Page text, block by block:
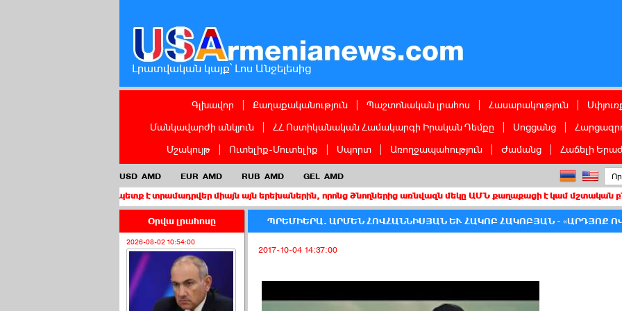
Լրատվական կայք՝ Լոս Անջելեսից
Գլխավոր Քաղաքականություն Պաշտոնական լրահոս Հասարակություն
Մանկավարժի անկյուն
ՀՀ Ոստիկանական Համակարգի Իրական Դեմքը Սոցցանց
Մշակույթ
Ուտելիք-Մուտելիք Սպորտ Առողջապահություն Ժամանց Հաճելի
USD AMD EUR AMD RUB AMD GEL AMD
պետք է տրամադրվեր միայն այն երեխաներին, որոնց ծնողներից առնվազն մեկը ԱՄՆ քաղաքացի է կամ մշտական բնակիչ
Օրվա լրահոսը
2026-08-02 10:54:00
ՊՐԵՄԻԵՐԱ. ԱՐՄԵՆ ՀՈՎՀԱՆՆԻՍՅԱՆ ԵՒ ՀԱԿՈԲ ՀԱԿՈԲՅԱՆ - «ԱՐԴՅՈՔ
2017-10-04 14:37:00